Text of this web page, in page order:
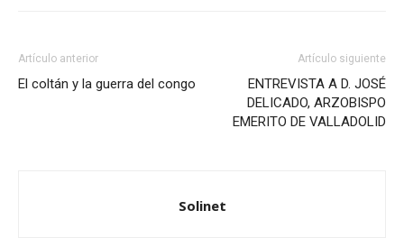
Artículo anterior
El coltán y la guerra del congo
Artículo siguiente
ENTREVISTA A D. JOSÉ
DELICADO, ARZOBISPO
EMERITO DE VALLADOLID
Solinet